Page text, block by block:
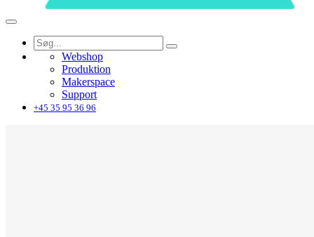
Webshop
Produktion
Makerspace
Support
+45 35 95 36 96